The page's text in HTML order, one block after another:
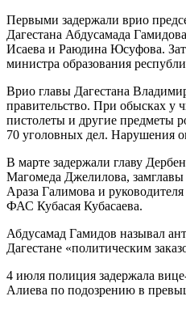
Первыми задержали врио
Дагестана Абдусамада
Исаева и Раюдина Юсуфова.
министра образования
Врио главы Дагестана
правительство. При обысках у
пистолеты и другие предметы
70 уголовных дел. Нарушения
В марте задержали главу
Магомеда Джелилова,
Араза Галимова и
ФАС Кубасая Кубасаева.
Абдусамад Гамидов называл
Дагестане «политическим
4 июля полиция задержала
Алиева по подозрению в